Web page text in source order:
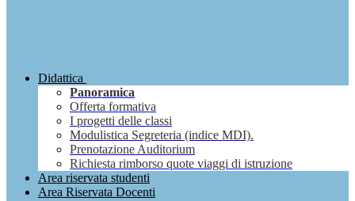
Didattica
Panoramica
Offerta formativa
I progetti delle classi
Modulistica Segreteria (indice MDI).
Prenotazione Auditorium
Richiesta rimborso quote viaggi di istruzione
Area riservata studenti
Area Riservata Docenti